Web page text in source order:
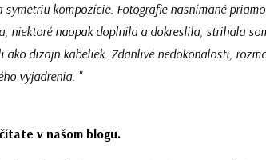
kompozície. Fotografie nasnímané
niektoré naopak doplnila a dokreslila, strihala
dizajn kabeliek. Zdanlivé nedokonalosti,
vyjadrenia. "
v našom blogu.